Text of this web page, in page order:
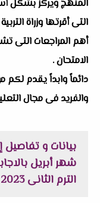
المنهج ويركز بشكل
التى أقرتها وزراة
أهم المراجعات التى
الامتحان .
دائماً وابداً يقدم
والفريد فى مجال
شهر أبريل
الترم الثانى 2023 م :